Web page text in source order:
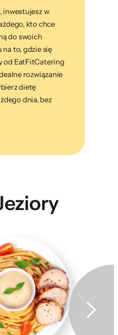
inwestujesz w
kto chce
do swoich
na to, gdzie się
od EatFitCatering
rozwiązanie
dietę
dnia, bez